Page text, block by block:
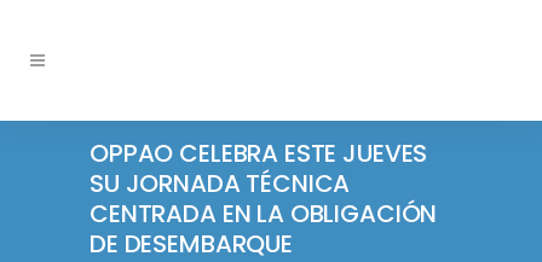
OPPAO CELEBRA ESTE JUEVES
SU JORNADA TÉCNICA
CENTRADA EN LA OBLIGACIÓN
DE DESEMBARQUE